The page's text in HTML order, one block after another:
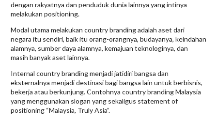
dengan rakyatnya dan penduduk dunia lainnya yang intinya
melakukan positioning.
Modal utama melakukan country branding adalah aset dari
negara itu sendiri, baik itu orang-orangnya, budayanya, keindahan
alamnya, sumber daya alamnya, kemajuan teknologinya, dan
masih banyak aset lainnya.
Internal country branding menjadi jatidiri bangsa dan
eksternalnya menjadi destinasi bagi bangsa lain untuk berbisnis,
bekerja atau berkunjung. Contohnya country branding Malaysia
yang menggunakan slogan yang sekaligus statement of
positioning “Malaysia, Truly Asia”.